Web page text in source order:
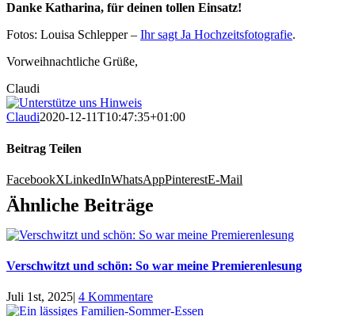
Danke Katharina, für deinen tollen Einsatz!
Fotos: Louisa Schlepper – Ihr sagt Ja Hochzeitsfotografie.
Vorweihnachtliche Grüße,
Claudi
Claudi2020-12-11T10:47:35+01:00
Beitrag Teilen
FacebookXLinkedInWhatsAppPinterestE-Mail
Ähnliche Beiträge
Verschwitzt und schön: So war meine Premierenlesung
Juli 1st, 2025| 4 Kommentare